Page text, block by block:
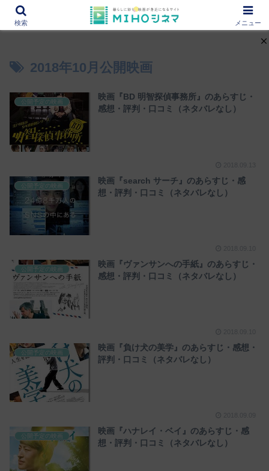
12000作品を紹介！あなたの映画図書館『MIHOシネマ』
2018年10月公開映画
公開予定の映画
映画『BD 明智探偵事務所』のあらすじ・
感想・評判・口コミ（ネタバレなし）
公開予定の映画
映画『search サーチ』のあらすじ・感
想・評判・口コミ（ネタバレなし）
公開予定の映画
映画『ヴァンサンへの手紙』のあらすじ・
感想・評判・口コミ（ネタバレなし）
公開予定の映画
映画『負け犬の美学』のあらすじ・感想・
評判・口コミ（ネタバレなし）
公開予定の映画
映画『ハナレイ・ベイ』のあらすじ・感
想・評判・口コミ（ネタバレなし）
検索 メニュー